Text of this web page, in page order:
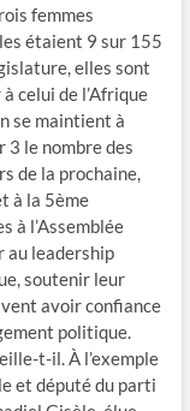
femmes
étaient 9 sur 155
elles sont
celui de l’Afrique
se maintient à
3 le nombre des
de la prochaine,
à la 5ème
à l’Assemblée
au leadership
soutenir leur
avoir confiance
politique.
t-il. À l’exemple
et député du parti